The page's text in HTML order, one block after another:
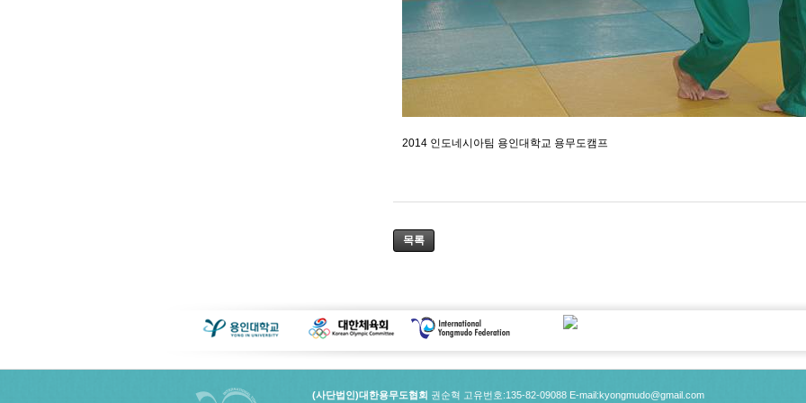
2014 인도네시아팀 용인대학교 용무도캠프
목록
(사단법인)대한용무도협회 권순혁 고유번호:135-82-09088 E-mail:kyongmudo@gmail.com